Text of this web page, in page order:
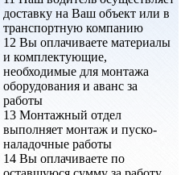
доставку на Ваш объект или в
транспортную компанию
12 Вы оплачиваете материалы
и комплектующие,
необходимые для монтажа
оборудования и аванс за
работы
13 Монтажный отдел
выполняет монтаж и пуско-
наладочные работы
14 Вы оплачиваете по